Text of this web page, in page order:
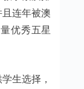
连年被澳
优秀五星
生选择，